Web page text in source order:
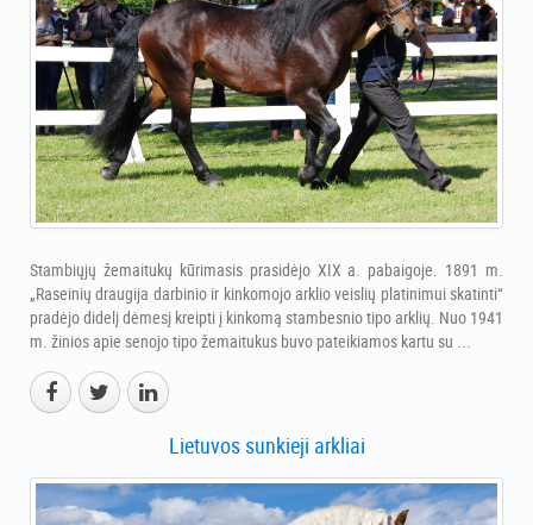
Stambiųjų žemaitukų kūrimasis prasidėjo XIX a. pabaigoje. 1891 m.
„Raseinių draugija darbinio ir kinkomojo arklio veislių platinimui skatinti“
pradėjo didelį dėmesį kreipti į kinkomą stambesnio tipo arklių. Nuo 1941
m. žinios apie senojo tipo žemaitukus buvo pateikiamos kartu su ...
Lietuvos sunkieji arkliai